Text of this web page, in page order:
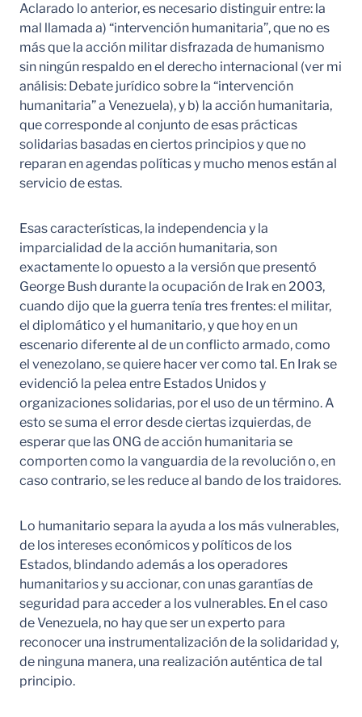
Aclarado lo anterior, es necesario distinguir entre: la
mal llamada a) “intervención humanitaria”, que no es
más que la acción militar disfrazada de humanismo
sin ningún respaldo en el derecho internacional (ver mi
análisis: Debate jurídico sobre la “intervención
humanitaria” a Venezuela), y b) la acción humanitaria,
que corresponde al conjunto de esas prácticas
solidarias basadas en ciertos principios y que no
reparan en agendas políticas y mucho menos están al
servicio de estas.
Esas características, la independencia y la
imparcialidad de la acción humanitaria, son
exactamente lo opuesto a la versión que presentó
George Bush durante la ocupación de Irak en 2003,
cuando dijo que la guerra tenía tres frentes: el militar,
el diplomático y el humanitario, y que hoy en un
escenario diferente al de un conflicto armado, como
el venezolano, se quiere hacer ver como tal. En Irak se
evidenció la pelea entre Estados Unidos y
organizaciones solidarias, por el uso de un término. A
esto se suma el error desde ciertas izquierdas, de
esperar que las ONG de acción humanitaria se
comporten como la vanguardia de la revolución o, en
caso contrario, se les reduce al bando de los traidores.
Lo humanitario separa la ayuda a los más vulnerables,
de los intereses económicos y políticos de los
Estados, blindando además a los operadores
humanitarios y su accionar, con unas garantías de
seguridad para acceder a los vulnerables. En el caso
de Venezuela, no hay que ser un experto para
reconocer una instrumentalización de la solidaridad y,
de ninguna manera, una realización auténtica de tal
principio.